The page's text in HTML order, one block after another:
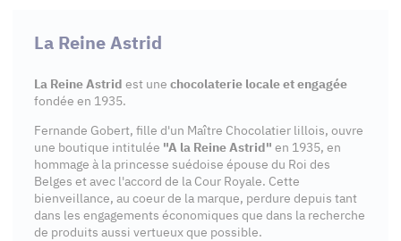
La Reine Astrid
La Reine Astrid est une chocolaterie locale et engagée
fondée en 1935.
Fernande Gobert, fille d'un Maître Chocolatier lillois, ouvre
une boutique intitulée "A la Reine Astrid" en 1935, en
hommage à la princesse suédoise épouse du Roi des
Belges et avec l'accord de la Cour Royale. Cette
bienveillance, au coeur de la marque, perdure depuis tant
dans les engagements économiques que dans la recherche
de produits aussi vertueux que possible.